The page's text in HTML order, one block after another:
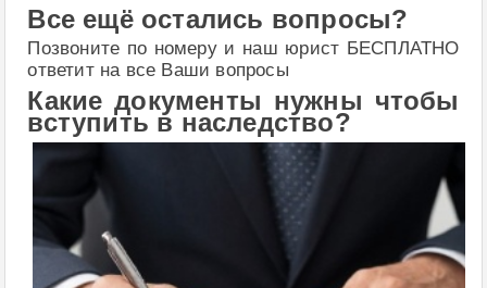
Все ещё остались вопросы?
Позвоните по номеру и наш юрист БЕСПЛАТНО
ответит на все Ваши вопросы
Какие документы нужны чтобы
вступить в наследство?